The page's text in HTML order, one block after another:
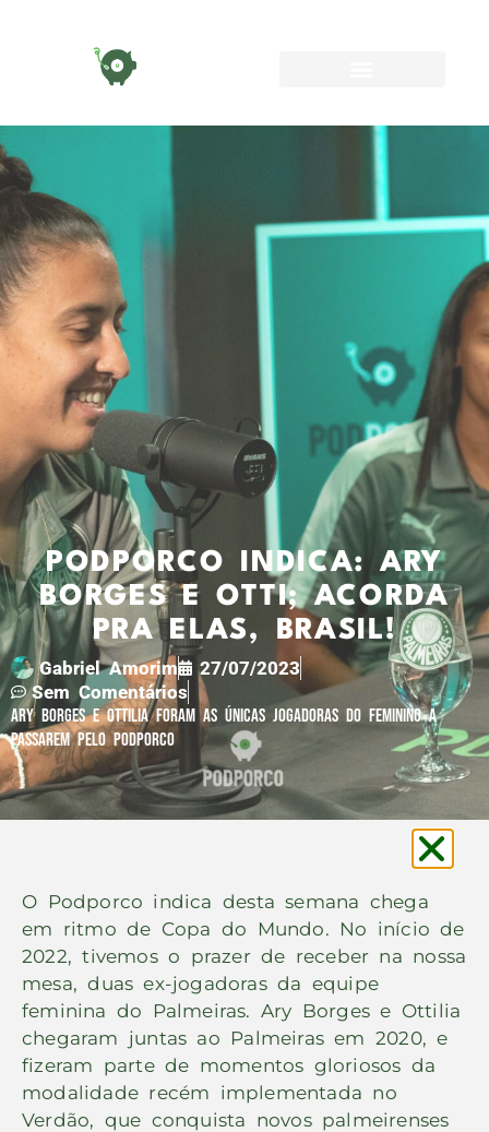
PODPORCO INDICA: ARY
BORGES E OTTI; ACORDA
PRA ELAS, BRASIL!
Gabriel Amorim
27/07/2023
Sem Comentários
Ary Borges E Ottilia Foram As Únicas Jogadoras Do Feminino A
Passarem Pelo Podporco
O Podporco indica desta semana chega
em ritmo de Copa do Mundo. No início de
2022, tivemos o prazer de receber na nossa
mesa, duas ex-jogadoras da equipe
feminina do Palmeiras. Ary Borges e Ottilia
chegaram juntas ao Palmeiras em 2020, e
fizeram parte de momentos gloriosos da
modalidade recém implementada no
Verdão, que conquista novos palmeirenses